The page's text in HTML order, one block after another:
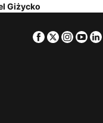
Giżycko
Facebook
Twitter